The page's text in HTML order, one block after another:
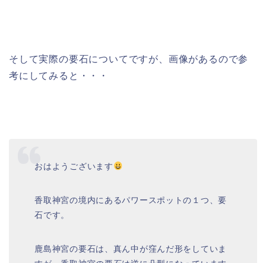
そして実際の要石についてですが、画像があるので参
考にしてみると・・・
おはようございます
香取神宮の境内にあるパワースポットの１つ、要
石です。
鹿島神宮の要石は、真ん中が窪んだ形をしていま